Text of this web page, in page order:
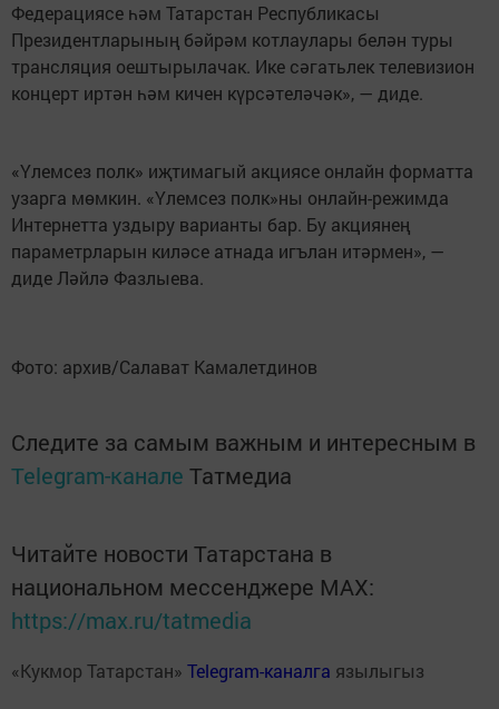
Федерациясе һәм Татарстан Республикасы
Президентларының бәйрәм котлаулары белән туры
трансляция оештырылачак. Ике сәгатьлек телевизион
концерт иртән һәм кичен күрсәтеләчәк», — диде.
«Үлемсез полк» иҗтимагый акциясе онлайн форматта
узарга мөмкин. «Үлемсез полк»ны онлайн-режимда
Интернетта уздыру варианты бар. Бу акциянең
параметрларын киләсе атнада игълан итәрмен», —
диде Ләйлә Фазлыева.
Фото: архив/Салават Камалетдинов
Следите за самым важным и интересным в
Telegram-канале Татмедиа
Читайте новости Татарстана в
национальном мессенджере MАХ:
https://max.ru/tatmedia
«Кукмор Татарстан» Telegram-каналга язылыгыз